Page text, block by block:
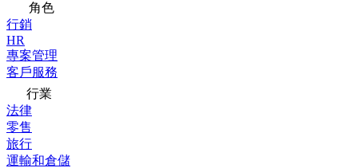
角色
行銷
HR
專案管理
客戶服務
行業
法律
零售
旅行
運輸和倉儲